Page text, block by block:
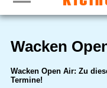
Wacken
Wacken Open Air: Zu
Termine!